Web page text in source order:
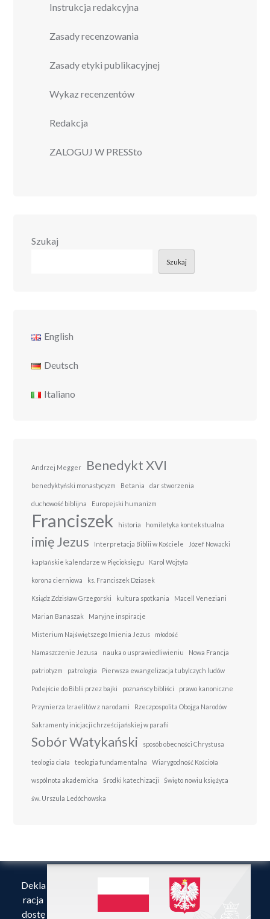
Instrukcja redakcyjna
Zasady recenzowania
Zasady etyki publikacyjnej
Wykaz recenzentów
Redakcja
ZALOGUJ W PRESSto
Szukaj
Szukaj
English
Deutsch
Italiano
Andrzej Megger Benedykt XVI
benedyktyński monastycyzm Betania dar stworzenia
duchowość biblijna Europejski humanizm
Franciszek historia homiletyka kontekstualna
imię Jezus Interpretacja Biblii w Kościele Józef Nowacki
kapłańskie kalendarze w Pięcioksięgu Karol Wojtyła
korona cierniowa ks. Franciszek Dziasek
Ksiądz Zdzisław Grzegorski kultura spotkania Macell Veneziani
Marian Banaszak Maryjne inspiracje
Misterium Najświętszego Imienia Jezus młodość
Namaszczenie Jezusa nauka o usprawiedliwieniu Nowa Francja
patriotyzm patrologia Pierwsza ewangelizacja tubylczych ludów
Podejście do Biblii przez bajki poznańscy bibliści prawo kanoniczne
Przymierza Izraelitów z narodami Rzeczpospolita Obojga Narodów
Sakramenty inicjacji chrześcijańskiej w parafii
Sobór Watykański sposób obecności Chrystusa
teologia ciała teologia fundamentalna Wiarygodność Kościoła
wspólnota akademicka Środki katechizacji Święto nowiu księżyca
św. Urszula Ledóchowska
Dekla
racja
dostę